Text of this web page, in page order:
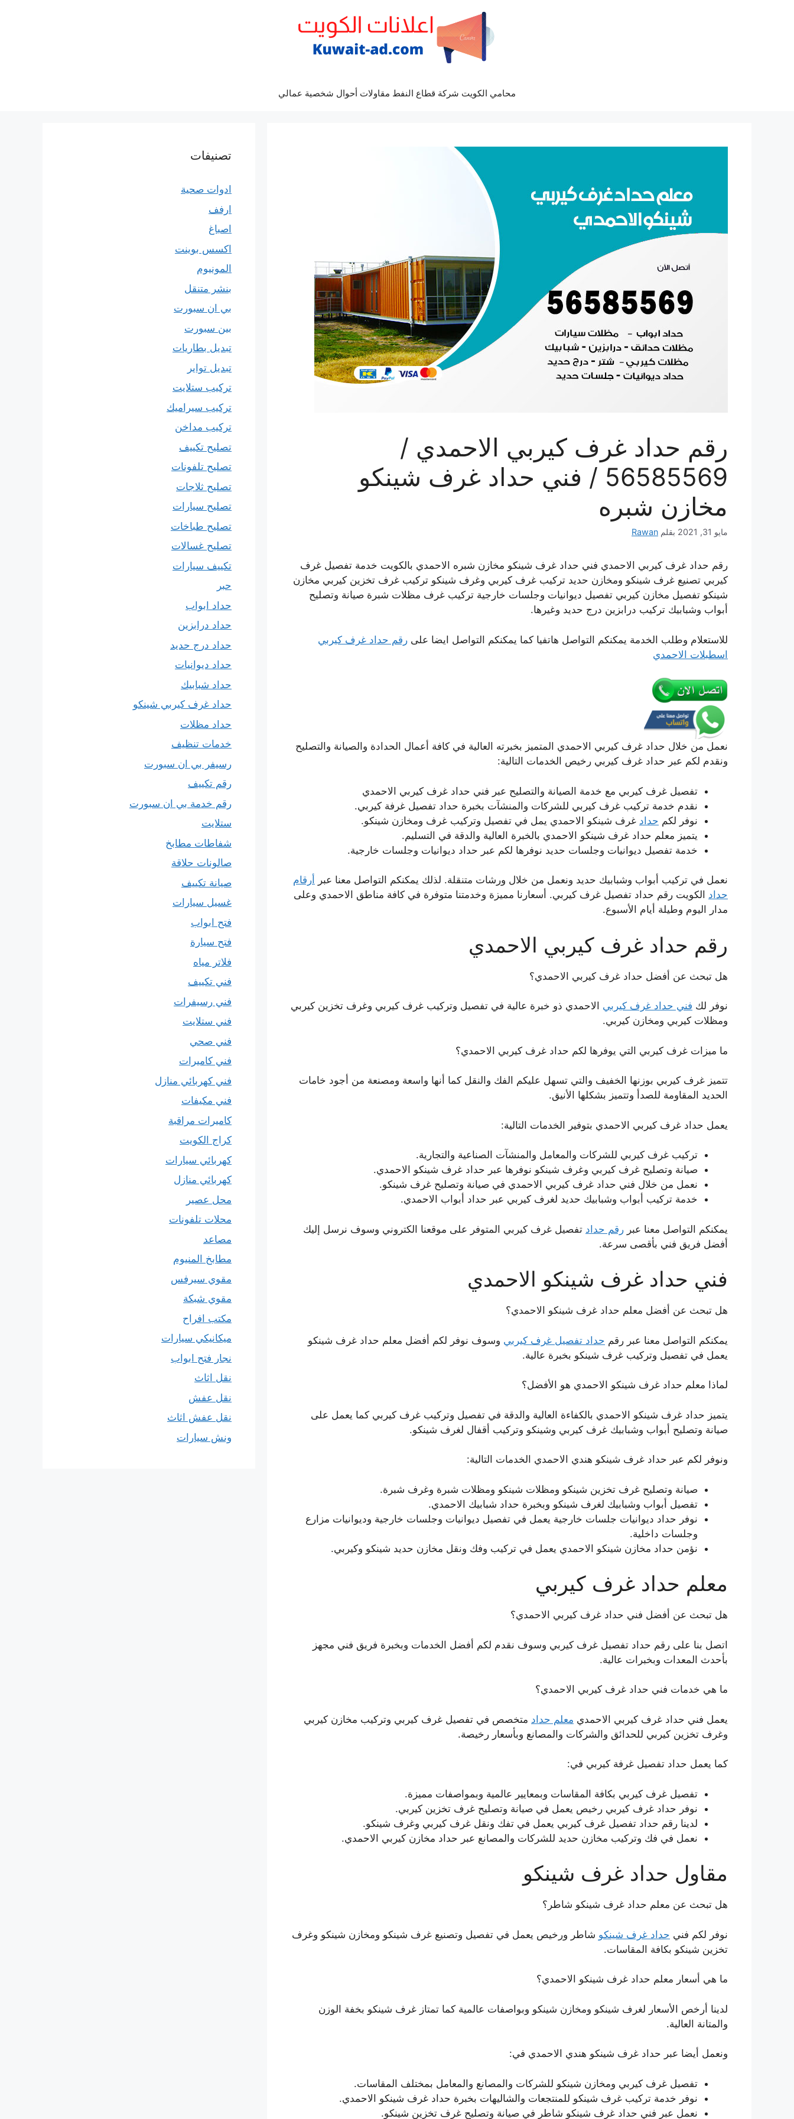
محامي الكويت شركة قطاع النفط مقاولات أحوال شخصية عمالي
رقم حداد غرف كيربي الاحمدي /
56585569 / فني حداد غرف شينكو
مخازن شبره
مايو 31, 2021 بقلم Rawan
رقم حداد غرف كيربي الاحمدي فني حداد غرف شينكو مخازن شبره الاحمدي بالكويت خدمة تفصيل غرف
كيربي تصنيع غرف شينكو ومخازن حديد تركيب غرف كيربي وغرف شينكو تركيب غرف تخزين كيربي مخازن
شينكو تفصيل مخازن كيربي تفصيل ديوانيات وجلسات خارجية تركيب غرف مظلات شبرة صيانة وتصليح
أبواب وشبابيك تركيب درابزين درج حديد وغيرها.
للاستعلام وطلب الخدمة يمكنكم التواصل هاتفيا كما يمكنكم التواصل ايضا على رقم حداد غرف كيربي
اسطبلات الاحمدي
نعمل من خلال حداد غرف كيربي الاحمدي المتميز بخبرته العالية في كافة أعمال الحدادة والصيانة والتصليح
ونقدم لكم عبر حداد غرف كيربي رخيص الخدمات التالية:
تفصيل غرف كيربي مع خدمة الصيانة والتصليح عبر فني حداد غرف كيربي الاحمدي
نقدم خدمة تركيب غرف كيربي للشركات والمنشآت بخبرة حداد تفصيل غرفة كيربي.
نوفر لكم حداد غرف شينكو الاحمدي يمل في تفصيل وتركيب غرف ومخازن شينكو.
يتميز معلم حداد غرف شينكو الاحمدي بالخبرة العالية والدقة في التسليم.
خدمة تفصيل ديوانيات وجلسات حديد نوفرها لكم عبر حداد ديوانيات وجلسات خارجية.
نعمل في تركيب أبواب وشبابيك حديد ونعمل من خلال ورشات متنقلة. لذلك يمكنكم التواصل معنا عبر
أرقام
حداد الكويت رقم حداد تفصيل غرف كيربي. أسعارنا مميزة وخدمتنا متوفرة في كافة مناطق الاحمدي وعلى
مدار اليوم وطيلة أيام الأسبوع.
رقم حداد غرف كيربي الاحمدي
هل تبحث عن أفضل حداد غرف كيربي الاحمدي؟
نوفر لك فني حداد غرف كيربي الاحمدي ذو خبرة عالية في تفصيل وتركيب غرف كيربي وغرف تخزين كيربي
ومظلات كيربي ومخازن كيربي.
ما ميزات غرف كيربي التي يوفرها لكم حداد غرف كيربي الاحمدي؟
تتميز غرف كيربي بوزنها الخفيف والتي تسهل عليكم الفك والنقل كما أنها واسعة ومصنعة من أجود خامات
الحديد المقاومة للصدأ وتتميز بشكلها الأنيق.
يعمل حداد غرف كيربي الاحمدي بتوفير الخدمات التالية:
تركيب غرف كيربي للشركات والمعامل والمنشآت الصناعية والتجارية.
صيانة وتصليح غرف كيربي وغرف شينكو نوفرها عبر حداد غرف شينكو الاحمدي.
نعمل من خلال فني حداد غرف كيربي الاحمدي في صيانة وتصليح غرف شينكو.
خدمة تركيب أبواب وشبابيك حديد لغرف كيربي عبر حداد أبواب الاحمدي.
يمكنكم التواصل معنا عبر رقم حداد تفصيل غرف كيربي المتوفر على موقعنا الكتروني وسوف نرسل إليك
أفضل فريق فني بأقصى سرعة.
فني حداد غرف شينكو الاحمدي
هل تبحث عن أفضل معلم حداد غرف شينكو الاحمدي؟
يمكنكم التواصل معنا عبر رقم حداد تفصيل غرف كيربي وسوف نوفر لكم أفضل معلم حداد غرف شينكو
يعمل في تفصيل وتركيب غرف شينكو بخبرة عالية.
لماذا معلم حداد غرف شينكو الاحمدي هو الأفضل؟
يتميز حداد غرف شينكو الاحمدي بالكفاءة العالية والدقة في تفصيل وتركيب غرف كيربي كما يعمل على
صيانة وتصليح أبواب وشبابيك غرف كيربي وشينكو وتركيب أقفال لغرف شينكو.
ونوفر لكم عبر حداد غرف شينكو هندي الاحمدي الخدمات التالية:
صيانة وتصليح غرف تخزين شينكو ومظلات شينكو ومظلات شبرة وغرف شبرة.
تفصيل أبواب وشبابيك لغرف شينكو وبخبرة حداد شبابيك الاحمدي.
نوفر حداد ديوانيات جلسات خارجية يعمل في تفصيل ديوانيات وجلسات خارجية وديوانيات مزارع
وجلسات داخلية.
نؤمن حداد مخازن شينكو الاحمدي يعمل في تركيب وفك ونقل مخازن حديد شينكو وكيربي.
معلم حداد غرف كيربي
هل تبحث عن أفضل فني حداد غرف كيربي الاحمدي؟
اتصل بنا على رقم حداد تفصيل غرف كيربي وسوف نقدم لكم أفضل الخدمات وبخبرة فريق فني مجهز
بأحدث المعدات وبخبرات عالية.
ما هي خدمات فني حداد غرف كيربي الاحمدي؟
يعمل فني حداد غرف كيربي الاحمدي معلم حداد متخصص في تفصيل غرف كيربي وتركيب مخازن كيربي
وغرف تخزين كيربي للحدائق والشركات والمصانع وبأسعار رخيصة.
كما يعمل حداد تفصيل غرفة كيربي في:
تفصيل غرف كيربي بكافة المقاسات وبمعايير عالمية وبمواصفات مميزة.
نوفر حداد غرف كيربي رخيص يعمل في صيانة وتصليح غرف تخزين كيربي.
لدينا رقم حداد تفصيل غرف كيربي يعمل في تفك ونقل غرف كيربي وغرف شينكو.
نعمل في فك وتركيب مخازن حديد للشركات والمصانع عبر حداد مخازن كيربي الاحمدي.
مقاول حداد غرف شينكو
هل تبحث عن معلم حداد غرف شينكو شاطر؟
نوفر لكم فني حداد غرف شينكو شاطر ورخيص يعمل في تفصيل وتصنيع غرف شينكو ومخازن شينكو وغرف
تخزين شينكو بكافة المقاسات.
ما هي أسعار معلم حداد غرف شينكو الاحمدي؟
لدينا أرخص الأسعار لغرف شينكو ومخازن شينكو وبواصفات عالمية كما تمتاز غرف شينكو بخفة الوزن
والمتانة العالية.
ونعمل أيضا عبر حداد غرف شينكو هندي الاحمدي في:
تفصيل غرف كيربي ومخازن شينكو للشركات والمصانع والمعامل بمختلف المقاسات.
نوفر خدمة تركيب غرف شينكو للمنتجعات والشاليهات بخبرة حداد غرف شينكو الاحمدي.
نعمل عبر فني حداد غرف شينكو شاطر في صيانة وتصليح غرف تخزين شينكو.
تصنيفات
ادوات صحية
ارفف
اصباغ
اكسس بوينت
المونيوم
بنشر متنقل
بي ان سبورت
بين سبورت
تبديل بطاريات
تبديل تواير
تركيب ستلايت
تركيب سيراميك
تركيب مداخن
تصليح تكييف
تصليح تلفونات
تصليح ثلاجات
تصليح سيارات
تصليح طباخات
تصليح غسالات
تكييف سيارات
حبر
حداد ابواب
حداد درابزين
حداد درج حديد
حداد ديوانيات
حداد شبابيك
حداد غرف كيربي شينكو
حداد مظلات
خدمات تنظيف
رسيفر بي ان سبورت
رقم تكييف
رقم خدمة بي ان سبورت
ستلايت
شفاطات مطابخ
صالونات حلاقة
صيانة تكييف
غسيل سيارات
فتح ابواب
فتح سيارة
فلاتر مياه
فني تكييف
فني رسيفرات
فني ستلايت
فني صحي
فني كاميرات
فني كهربائي منازل
فني مكيفات
كاميرات مراقبة
كراج الكويت
كهربائي سيارات
كهربائي منازل
محل عصير
محلات تلفونات
مصاعد
مطابخ المنيوم
مقوي سيرفس
مقوي شبكة
مكتب افراح
ميكانيكي سيارات
نجار فتح ابواب
نقل اثاث
نقل عفش
نقل عفش اثاث
ونش سيارات